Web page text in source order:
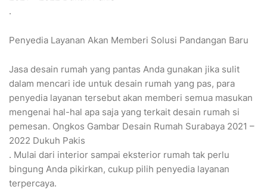
.
Penyedia Layanan Akan Memberi Solusi Pandangan Baru
Jasa desain rumah yang pantas Anda gunakan jika sulit
dalam mencari ide untuk desain rumah yang pas, para
penyedia layanan tersebut akan memberi semua masukan
mengenai hal-hal apa saja yang terkait desain rumah si
pemesan. Ongkos Gambar Desain Rumah Surabaya 2021 –
2022 Dukuh Pakis
. Mulai dari interior sampai eksterior rumah tak perlu
bingung Anda pikirkan, cukup pilih penyedia layanan
terpercaya.